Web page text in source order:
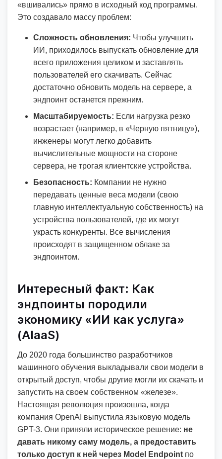
«вшивались» прямо в исходный код программы.
Это создавало массу проблем:
Сложность обновления: Чтобы улучшить
ИИ, приходилось выпускать обновление для
всего приложения целиком и заставлять
пользователей его скачивать. Сейчас
достаточно обновить модель на сервере, а
эндпоинт останется прежним.
Масштабируемость: Если нагрузка резко
возрастает (например, в «Черную пятницу»),
инженеры могут легко добавить
вычислительные мощности на стороне
сервера, не трогая клиентские устройства.
Безопасность: Компании не нужно
передавать ценные веса модели (свою
главную интеллектуальную собственность) на
устройства пользователей, где их могут
украсть конкуренты. Все вычисления
происходят в защищенном облаке за
эндпоинтом.
Интересный факт: Как
эндпоинты породили
экономику «ИИ как услуга»
(AIaaS)
До 2020 года большинство разработчиков
машинного обучения выкладывали свои модели в
открытый доступ, чтобы другие могли их скачать и
запустить на своем собственном «железе».
Настоящая революция произошла, когда
компания OpenAI выпустила языковую модель
GPT-3. Они приняли историческое решение: не
давать никому саму модель, а предоставить
только доступ к ней через Model Endpoint по